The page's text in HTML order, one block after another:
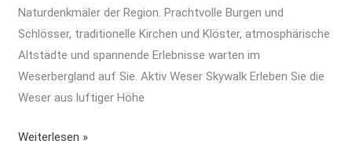
Naturdenkmäler der Region. Prachtvolle Burgen und
Schlösser, traditionelle Kirchen und Klöster, atmosphärische
Altstädte und spannende Erlebnisse warten im
Weserbergland auf Sie. Aktiv Weser Skywalk Erleben Sie die
Weser aus luftiger Höhe
Weiterlesen »